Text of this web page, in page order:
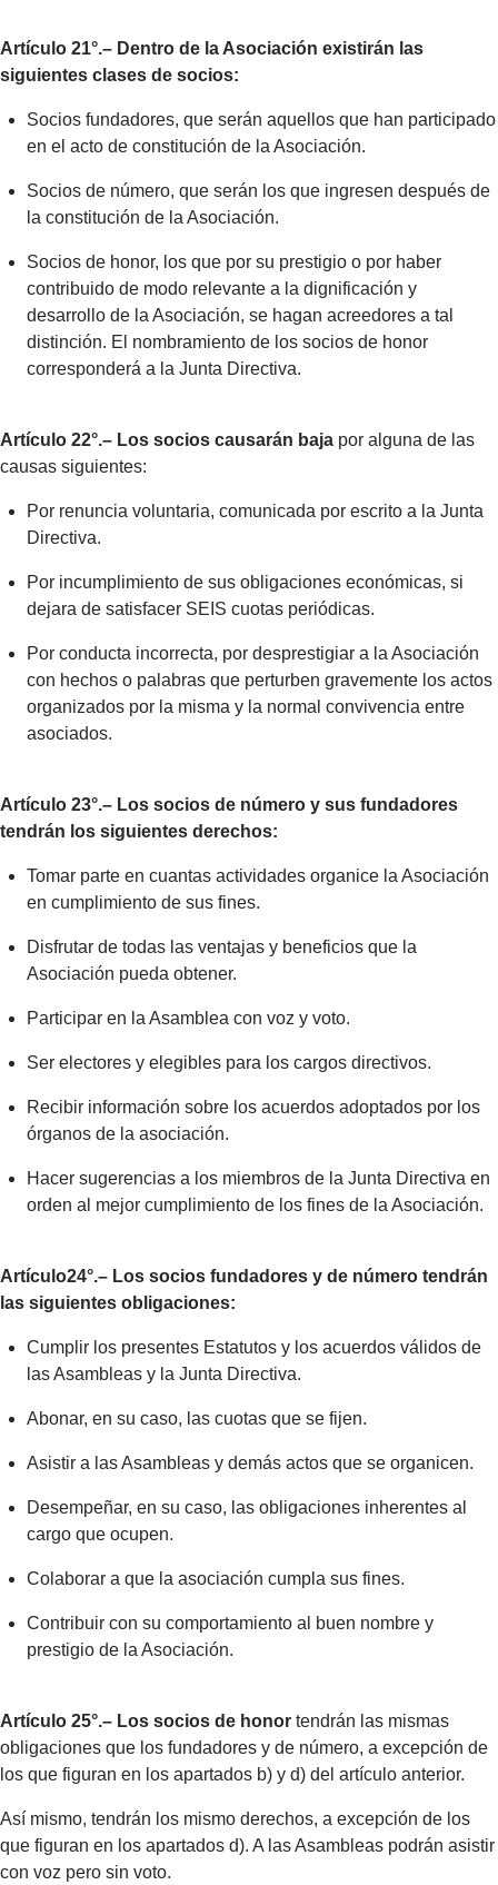
Artículo 21°.– Dentro de la Asociación existirán las
siguientes clases de socios:
Socios fundadores, que serán aquellos que han participado
en el acto de constitución de la Asociación.
Socios de número, que serán los que ingresen después de
la constitución de la Asociación.
Socios de honor, los que por su prestigio o por haber
contribuido de modo relevante a la dignificación y
desarrollo de la Asociación, se hagan acreedores a tal
distinción. El nombramiento de los socios de honor
corresponderá a la Junta Directiva.
Artículo 22°.– Los socios causarán baja por alguna de las
causas siguientes:
Por renuncia voluntaria, comunicada por escrito a la Junta
Directiva.
Por incumplimiento de sus obligaciones económicas, si
dejara de satisfacer SEIS cuotas periódicas.
Por conducta incorrecta, por desprestigiar a la Asociación
con hechos o palabras que perturben gravemente los actos
organizados por la misma y la normal convivencia entre
asociados.
Artículo 23°.– Los socios de número y sus fundadores
tendrán los siguientes derechos:
Tomar parte en cuantas actividades organice la Asociación
en cumplimiento de sus fines.
Disfrutar de todas las ventajas y beneficios que la
Asociación pueda obtener.
Participar en la Asamblea con voz y voto.
Ser electores y elegibles para los cargos directivos.
Recibir información sobre los acuerdos adoptados por los
órganos de la asociación.
Hacer sugerencias a los miembros de la Junta Directiva en
orden al mejor cumplimiento de los fines de la Asociación.
Artículo24°.– Los socios fundadores y de número tendrán
las siguientes obligaciones:
Cumplir los presentes Estatutos y los acuerdos válidos de
las Asambleas y la Junta Directiva.
Abonar, en su caso, las cuotas que se fijen.
Asistir a las Asambleas y demás actos que se organicen.
Desempeñar, en su caso, las obligaciones inherentes al
cargo que ocupen.
Colaborar a que la asociación cumpla sus fines.
Contribuir con su comportamiento al buen nombre y
prestigio de la Asociación.
Artículo 25°.– Los socios de honor tendrán las mismas
obligaciones que los fundadores y de número, a excepción de
los que figuran en los apartados b) y d) del artículo anterior.
Así mismo, tendrán los mismo derechos, a excepción de los
que figuran en los apartados d). A las Asambleas podrán asistir
con voz pero sin voto.